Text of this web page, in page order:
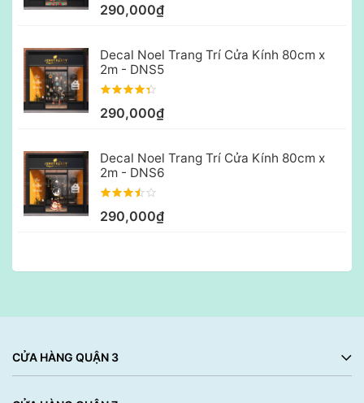
290,000₫
Decal Noel Trang Trí Cửa Kính 80cm x
2m - DNS5
290,000₫
Decal Noel Trang Trí Cửa Kính 80cm x
2m - DNS6
290,000₫
CỬA HÀNG QUẬN 3